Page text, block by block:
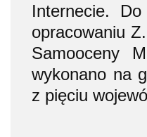
Internecie.
opracowaniu
Samooceny
wykonano na
z pięciu